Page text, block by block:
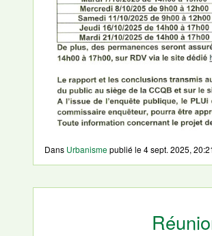
Dans Urbanismepublié le4 sept. 2025,